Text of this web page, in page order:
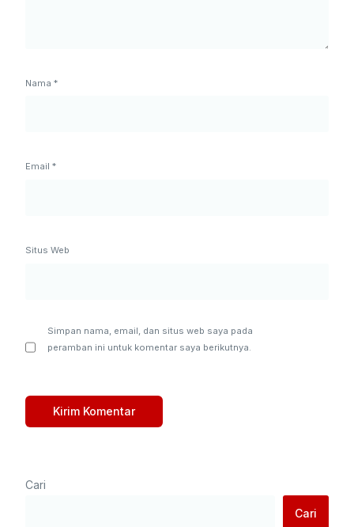
Nama*
Email*
Situs Web
Simpan nama, email, dan situs web saya pada
peramban ini untuk komentar saya berikutnya.
Cari
Cari